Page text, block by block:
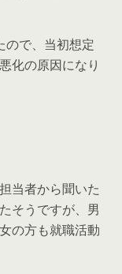
ので、当初想定
化の原因になり
当者から聞いた
そうですが、男
の方も就職活動